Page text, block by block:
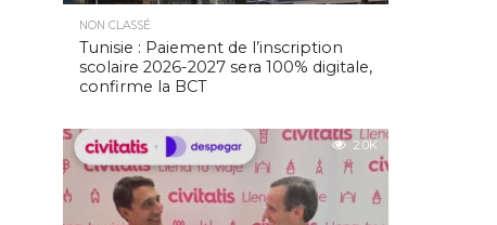
NON CLASSÉ
Tunisie : Paiement de l’inscription
scolaire 2026-2027 sera 100% digitale,
confirme la BCT
2.0K